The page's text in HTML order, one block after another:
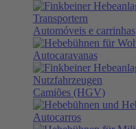
Automóveis e carrinhas
Autocaravanas
Camiões (HGV)
Autocarros